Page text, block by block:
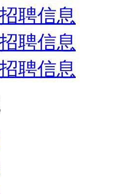
聘信息
聘信息
聘信息